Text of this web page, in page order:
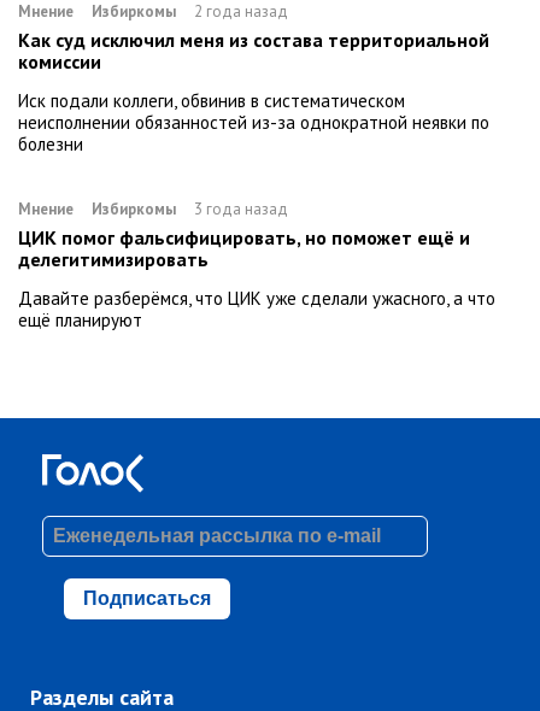
Мнение Избиркомы 2 года назад
Как суд исключил меня из состава территориальной
комиссии
Иск подали коллеги, обвинив в систематическом
неисполнении обязанностей из-за однократной неявки по
болезни
Мнение Избиркомы 3 года назад
ЦИК помог фальсифицировать, но поможет ещё и
делегитимизировать
Давайте разберёмся, что ЦИК уже сделали ужасного, а что
ещё планируют
Подписаться
Разделы сайта